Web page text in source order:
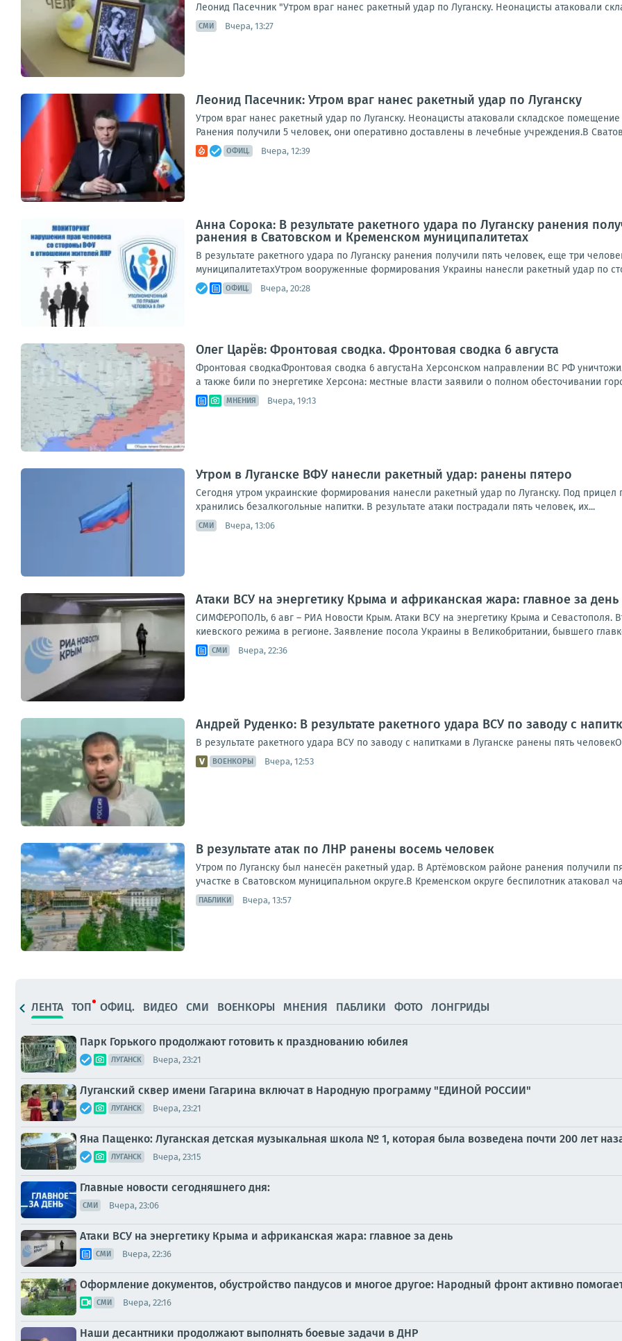
Леонид Пасечник "Утром враг нанес ракетный удар по Луганску. Неонацисты атаковали
СМИ Вчера, 13:27
Леонид Пасечник: Утром враг нанес ракетный удар по Луганску
Утром враг нанес ракетный удар по Луганску. Неонацисты атаковали складское
Ранения получили 5 человек, они оперативно доставлены в лечебные учреждения.В
ОФИЦ. Вчера, 12:39
Анна Сорока: В результате ракетного удара по Луганску ранения
ранения в Сватовском и Кременском муниципалитетах
В результате ракетного удара по Луганску ранения получили пять человек, еще три
муниципалитетахУтром вооруженные формирования Украины нанесли ракетный удар по
ОФИЦ. Вчера, 20:28
Олег Царёв: Фронтовая сводка. Фронтовая сводка 6 августа
Фронтовая сводкаФронтовая сводка 6 августаНа Херсонском направлении ВС РФ
а также били по энергетике Херсона: местные власти заявили о полном обесточивании
МНЕНИЯ Вчера, 19:13
Утром в Луганске ВФУ нанесли ракетный удар: ранены пятеро
Сегодня утром украинские формирования нанесли ракетный удар по Луганску. Под
хранились безалкогольные напитки. В результате атаки пострадали пять человек, их...
СМИ Вчера, 13:06
Атаки ВСУ на энергетику Крыма и африканская жара: главное за день
СИМФЕРОПОЛЬ, 6 авг – РИА Новости Крым. Атаки ВСУ на энергетику Крыма и Севастополя.
киевского режима в регионе. Заявление посола Украины в Великобритании, бывшего
СМИ Вчера, 22:36
Андрей Руденко: В результате ракетного удара ВСУ по заводу с
В результате ракетного удара ВСУ по заводу с напитками в Луганске ранены пять
ВОЕНКОРЫ Вчера, 12:53
В результате атак по ЛНР ранены восемь человек
Утром по Луганску был нанесён ракетный удар. В Артёмовском районе ранения получили
участке в Сватовском муниципальном округе.В Кременском округе беспилотник атаковал
ПАБЛИКИ Вчера, 13:57
ЛЕНТА ТОП ОФИЦ. ВИДЕО СМИ ВОЕНКОРЫ МНЕНИЯ ПАБЛИКИ ФОТО ЛОНГРИДЫ
Парк Горького продолжают готовить к празднованию юбилея
ЛУГАНСК Вчера, 23:21
Луганский сквер имени Гагарина включат в Народную программу "ЕДИНОЙ РОССИИ"
ЛУГАНСК Вчера, 23:21
Яна Пащенко: Луганская детская музыкальная школа № 1, которая была возведена почти 200 лет
ЛУГАНСК Вчера, 23:15
Главные новости сегодняшнего дня:
СМИ Вчера, 23:06
Атаки ВСУ на энергетику Крыма и африканская жара: главное за день
СМИ Вчера, 22:36
Оформление документов, обустройство пандусов и многое другое: Народный фронт активно
СМИ Вчера, 22:16
Наши десантники продолжают выполнять боевые задачи в ДНР